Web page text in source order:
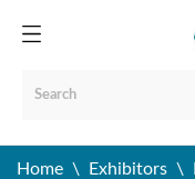
Home Exhibitors